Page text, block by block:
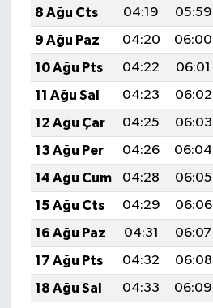
8 Ağu Cts
04:19 05:59
9 Ağu Paz
04:20 06:00
10 Ağu Pts
04:22 06:01
11 Ağu Sal
04:23 06:02
12 Ağu Çar
04:25 06:03
13 Ağu Per
04:26 06:04
14 Ağu Cum
04:28 06:05
15 Ağu Cts
04:29 06:06
16 Ağu Paz
04:31 06:07
17 Ağu Pts
04:32 06:08
18 Ağu Sal
04:33 06:09